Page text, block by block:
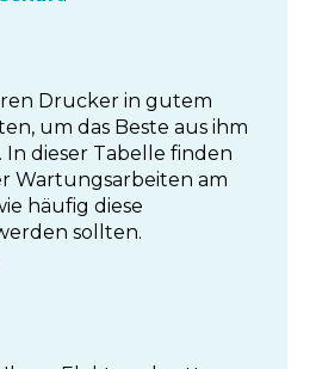
Drucker in gutem
um das Beste aus ihm
In dieser Tabelle finden
Wartungsarbeiten am
häufig diese
sollten.